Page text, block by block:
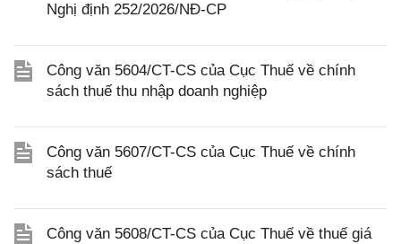
Nghị định 252/2026/NĐ-CP
Công văn 5604/CT-CS của Cục Thuế về chính
sách thuế thu nhập doanh nghiệp
Công văn 5607/CT-CS của Cục Thuế về chính
sách thuế
Công văn 5608/CT-CS của Cục Thuế về thuế giá